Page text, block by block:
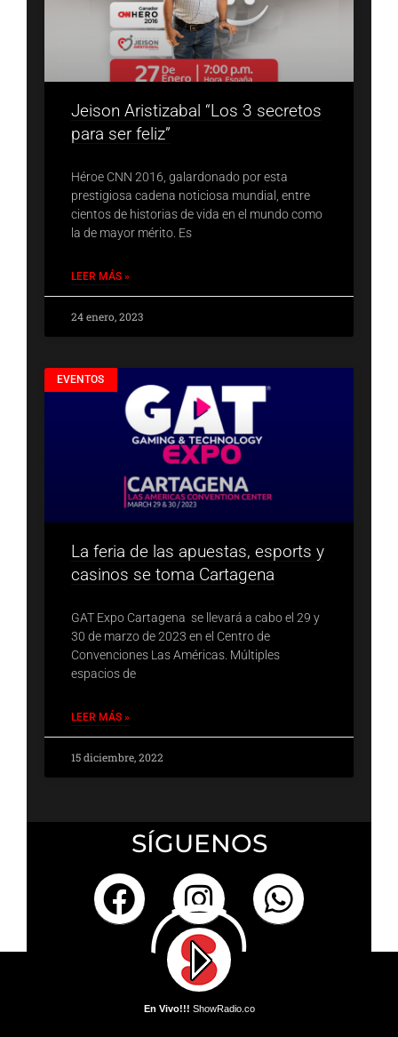
Jeison Aristizabal “Los 3 secretos
para ser feliz”
Héroe CNN 2016, galardonado por esta
prestigiosa cadena noticiosa mundial, entre
cientos de historias de vida en el mundo como
la de mayor mérito. Es
LEER MÁS »
24 enero, 2023
EVENTOS
La feria de las apuestas, esports y
casinos se toma Cartagena
GAT Expo Cartagena se llevará a cabo el 29 y
30 de marzo de 2023 en el Centro de
Convenciones Las Américas. Múltiples
espacios de
LEER MÁS »
15 diciembre, 2022
SÍGUENOS
En Vivo!!! ShowRadio.co